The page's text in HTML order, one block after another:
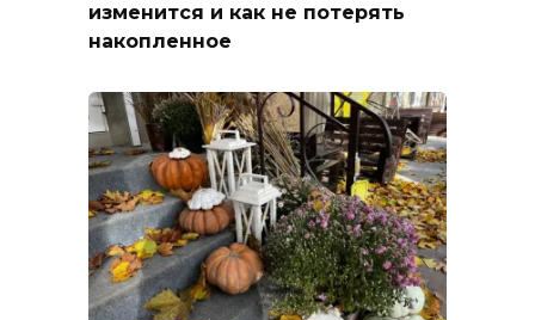
изменится и как не потерять
накопленное